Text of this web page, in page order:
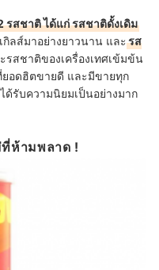
สชาติ ได้แก่ รสชาติดั้งเดิม
กิลส์มาอย่างยาวนาน และรส
สชาติของเครื่องเทศเข้มข้น
อดฮิตขายดี และมีขายทุก
ด้รับความนิยมเป็นอย่างมาก
ห้ามพลาด !